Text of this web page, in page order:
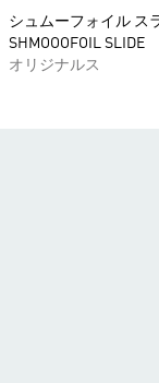
シュムーフォイル ス
SHMOOOFOIL SLIDE
オリジナルス